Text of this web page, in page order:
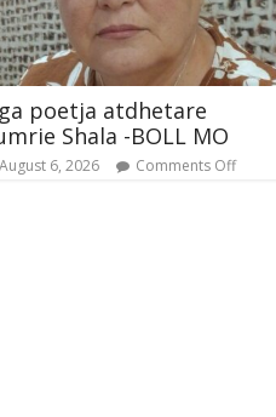
poetja atdhetare
Shala -BOLL MO
August 6, 2026 Comments Off